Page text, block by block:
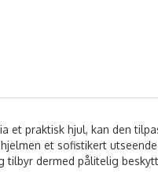
et praktisk hjul, kan den
et sofistikert
tilbyr dermed pålitelig